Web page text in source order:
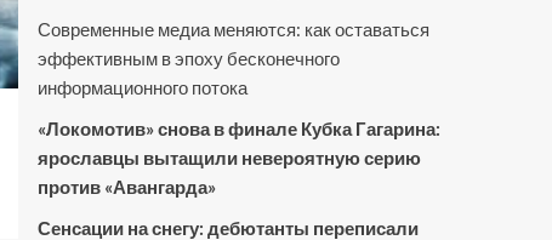
Современные медиа меняются: как оставаться
эффективным в эпоху бесконечного
информационного потока
«Локомотив» снова в финале Кубка Гагарина:
ярославцы вытащили невероятную серию
против «Авангарда»
Сенсации на снегу: дебютанты переписали